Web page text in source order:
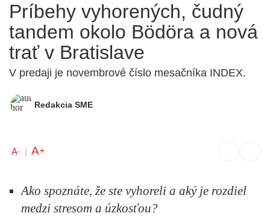
Príbehy vyhorených, čudný
tandem okolo Bödöra a nová
trať v Bratislave
V predaji je novembrové číslo mesačníka INDEX.
Redakcia SME
A- A+
Ako spoznáte, že ste vyhoreli a aký je rozdiel
medzi stresom a úzkosťou?